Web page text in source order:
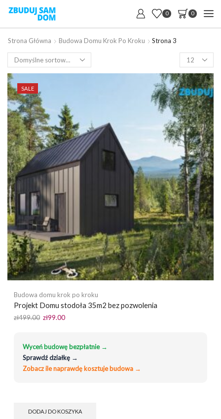
0 0
Strona Główna Budowa Domu Krok Po Kroku
Strona 3
Products
per
page
SALE
Budowa domu krok po kroku
Projekt Domu stodoła 35m2 bez pozwolenia
zł499.00 Pierwotna
zł499.00.
zł99.00Aktualna
zł99.00.
Wyceń budowę bezpłatnie →
Sprawdź działkę →
Zobacz ile naprawdę kosztuje budowa →
DODAJ DO KOSZYKA